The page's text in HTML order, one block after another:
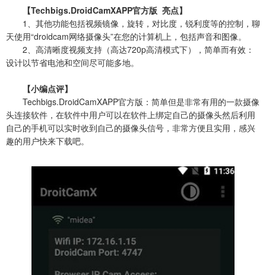
【Techbigs.DroidCamXAPP官方版 亮点】
1、其他功能包括视频镜像，旋转，对比度，锐利度等的控制，聊
天使用“droidcam网络摄像头”在您的计算机上，包括声音和图像。
2、高清晰度视频支持（高达720p高清模式下），简单而有效：
设计以节省电池和空间尽可能多地。
【小编点评】
Techbigs.DroidCamXAPP官方版：简单但是非常有用的一款摄像
头连接软件，在软件中用户可以在软件上绑定自己的摄像头然后利用
自己的手机可以实时收到自己的摄像头信号，非常方便且实用，感兴
趣的用户快来下载吧。